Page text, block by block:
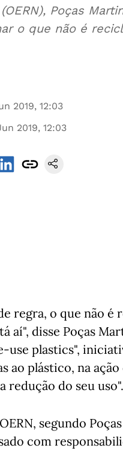
Poças
o que não é
2019, 12:03
2019, 12:03
regra, o que não é
aí", disse Poças
use plastics",
ao plástico, na
redução do seu uso".
segundo
com